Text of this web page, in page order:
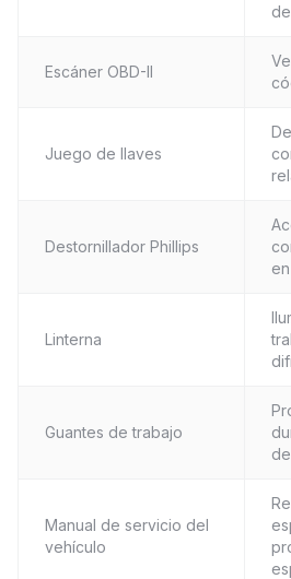
Escáner OBD-II
Juego de llaves
Destornillador Phillips
Linterna
Guantes de trabajo
Manual de servicio del
vehículo